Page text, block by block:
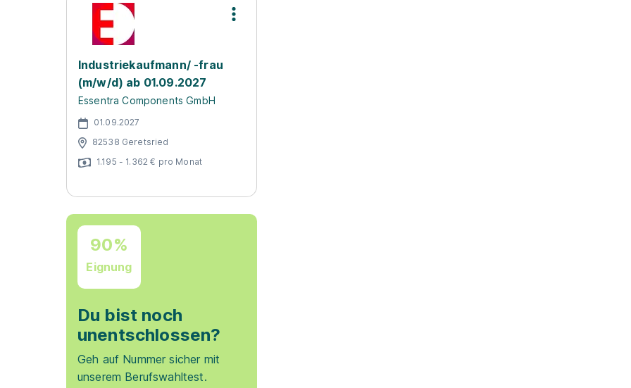
Industriekaufmann/ -frau
(m/w/d) ab 01.09.2027
Essentra Components GmbH
01.09.2027
82538 Geretsried
1.195 - 1.362 € pro Monat
90%
Eignung
Du bist noch
unentschlossen?
Geh auf Nummer sicher mit
unserem Berufswahltest.